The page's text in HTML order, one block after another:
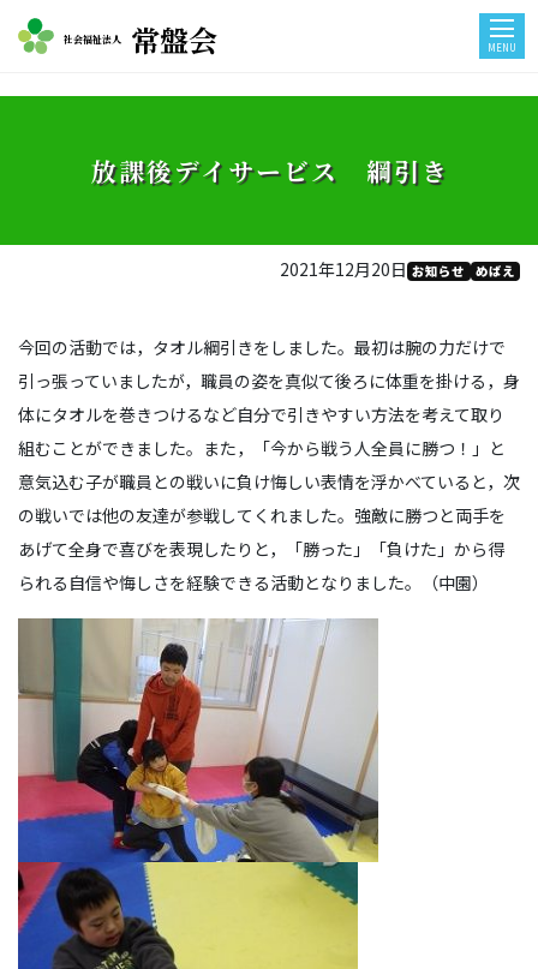
社会福祉法人 常盤会 MENU
放課後デイサービス 綱引き
2021年12月20日 お知らせ めばえ
今回の活動では，タオル綱引きをしました。最初は腕の力だけで
引っ張っていましたが，職員の姿を真似て後ろに体重を掛ける，身
体にタオルを巻きつけるなど自分で引きやすい方法を考えて取り
組むことができました。また，「今から戦う人全員に勝つ！」と
意気込む子が職員との戦いに負け悔しい表情を浮かべていると，次
の戦いでは他の友達が参戦してくれました。強敵に勝つと両手を
あげて全身で喜びを表現したりと，「勝った」「負けた」から得
られる自信や悔しさを経験できる活動となりました。（中園）